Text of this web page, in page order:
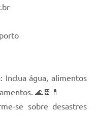
Inclua água, alimentos
🌊🍫💊
se sobre desastres